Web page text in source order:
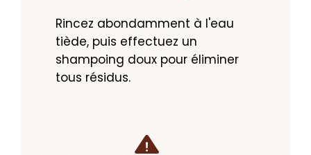
Rincez abondamment à l'eau
tiède, puis effectuez un
shampoing doux pour éliminer
tous résidus.